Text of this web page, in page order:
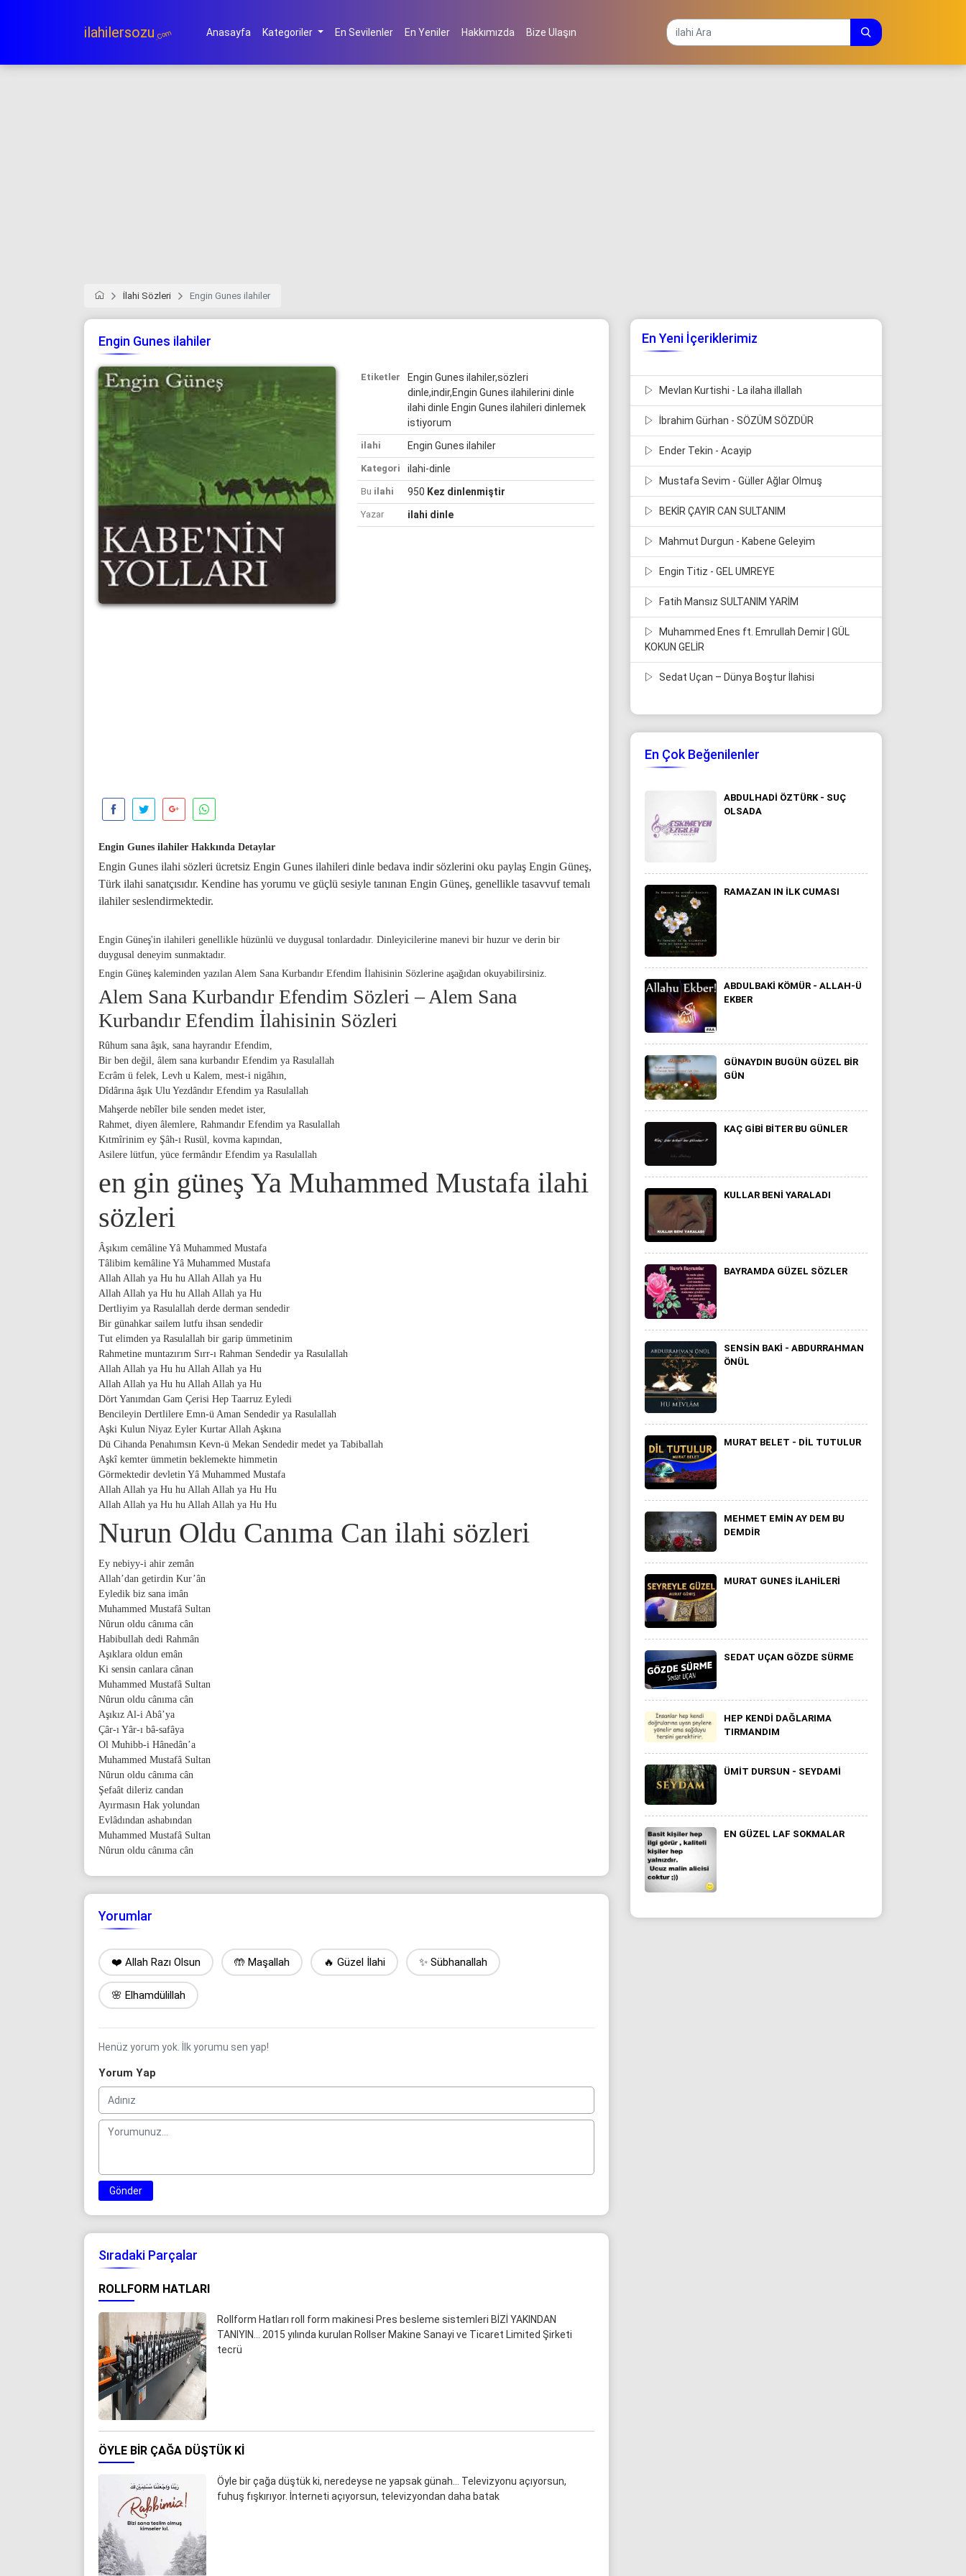
ilahilersozu.Com Anasayfa Kategoriler En Sevilenler En Yeniler Hakkımızda Bize Ulaşın
İlahi Sözleri Engin Gunes ilahiler
Engin Gunes ilahiler
Etiketler
Engin Gunes ilahiler,sözleri
dinle,indir,Engin Gunes ilahilerini dinle
ilahi dinle Engin Gunes ilahileri dinlemek
istiyorum
ilahi Engin Gunes ilahiler
Kategori ilahi-dinle
Bu ilahi 950 Kez dinlenmiştir
Yazar ilahi dinle
Engin Gunes ilahiler Hakkında Detaylar
Engin Gunes ilahi sözleri ücretsiz Engin Gunes ilahileri dinle bedava indir sözlerini oku paylaş Engin Güneş,
Türk ilahi sanatçısıdır. Kendine has yorumu ve güçlü sesiyle tanınan Engin Güneş, genellikle tasavvuf temalı
ilahiler seslendirmektedir.
Engin Güneş'in ilahileri genellikle hüzünlü ve duygusal tonlardadır. Dinleyicilerine manevi bir huzur ve derin bir
duygusal deneyim sunmaktadır.
Engin Güneş kaleminden yazılan Alem Sana Kurbandır Efendim İlahisinin Sözlerine aşağıdan okuyabilirsiniz.
Alem Sana Kurbandır Efendim Sözleri – Alem Sana
Kurbandır Efendim İlahisinin Sözleri
Rûhum sana âşık, sana hayrandır Efendim,
Bir ben değil, âlem sana kurbandır Efendim ya Rasulallah
Ecrâm ü felek, Levh u Kalem, mest-i nigâhın,
Dîdârına âşık Ulu Yezdândır Efendim ya Rasulallah
Mahşerde nebîler bile senden medet ister,
Rahmet, diyen âlemlere, Rahmandır Efendim ya Rasulallah
Kıtmîrinim ey Şâh-ı Rusül, kovma kapından,
Asilere lütfun, yüce fermândır Efendim ya Rasulallah
en gin güneş Ya Muhammed Mustafa ilahi
sözleri
Âşıkım cemâline Yâ Muhammed Mustafa
Tâlibim kemâline Yâ Muhammed Mustafa
Allah Allah ya Hu hu Allah Allah ya Hu
Allah Allah ya Hu hu Allah Allah ya Hu
Dertliyim ya Rasulallah derde derman sendedir
Bir günahkar sailem lutfu ihsan sendedir
Tut elimden ya Rasulallah bir garip ümmetinim
Rahmetine muntazırım Sırr-ı Rahman Sendedir ya Rasulallah
Allah Allah ya Hu hu Allah Allah ya Hu
Allah Allah ya Hu hu Allah Allah ya Hu
Dört Yanımdan Gam Çerisi Hep Taarruz Eyledi
Bencileyin Dertlilere Emn-ü Aman Sendedir ya Rasulallah
Aşki Kulun Niyaz Eyler Kurtar Allah Aşkına
Dü Cihanda Penahımsın Kevn-ü Mekan Sendedir medet ya Tabiballah
Aşkî kemter ümmetin beklemekte himmetin
Görmektedir devletin Yâ Muhammed Mustafa
Allah Allah ya Hu hu Allah Allah ya Hu Hu
Allah Allah ya Hu hu Allah Allah ya Hu Hu
Nurun Oldu Canıma Can ilahi sözleri
Ey nebiyy-i ahir zemân
Allah’dan getirdin Kur’ân
Eyledik biz sana imân
Muhammed Mustafâ Sultan
Nûrun oldu cânıma cân
Habibullah dedi Rahmân
Aşıklara oldun emân
Ki sensin canlara cânan
Muhammed Mustafâ Sultan
Nûrun oldu cânıma cân
Aşıkız Al-i Abâ’ya
Çâr-ı Yâr-ı bâ-safâya
Ol Muhibb-i Hânedân’a
Muhammed Mustafâ Sultan
Nûrun oldu cânıma cân
Şefaât dileriz candan
Ayırmasın Hak yolundan
Evlâdından ashabından
Muhammed Mustafâ Sultan
Nûrun oldu cânıma cân
Yorumlar
❤️ Allah Razı Olsun 🤲 Maşallah 🔥 Güzel İlahi ✨ Sübhanallah
🌸 Elhamdülillah
Henüz yorum yok. İlk yorumu sen yap!
Yorum Yap
Gönder
Sıradaki Parçalar
ROLLFORM HATLARI
Rollform Hatları roll form makinesi Pres besleme sistemleri BİZİ YAKINDAN
TANIYIN... 2015 yılında kurulan Rollser Makine Sanayi ve Ticaret Limited Şirketi
tecrü
ÖYLE BIR ÇAĞA DÜŞTÜK KI
Öyle bir çağa düştük ki, neredeyse ne yapsak günah… Televizyonu açıyorsun,
fuhuş fışkırıyor. İnterneti açıyorsun, televizyondan daha batak
En Yeni İçeriklerimiz
Mevlan Kurtishi - La ilaha illallah
İbrahim Gürhan - SÖZÜM SÖZDÜR
Ender Tekin - Acayip
Mustafa Sevim - Güller Ağlar Olmuş
BEKİR ÇAYIR CAN SULTANIM
Mahmut Durgun - Kabene Geleyim
Engin Titiz - GEL UMREYE
Fatih Mansız SULTANIM YARİM
Muhammed Enes ft. Emrullah Demir | GÜL
KOKUN GELİR
Sedat Uçan – Dünya Boştur İlahisi
En Çok Beğenilenler
ABDULHADI ÖZTÜRK - SUÇ
OLSADA
RAMAZAN IN İLK CUMASI
ABDULBAKI KÖMÜR - ALLAH-Ü
EKBER
GÜNAYDIN BUGÜN GÜZEL BIR
GÜN
KAÇ GIBI BITER BU GÜNLER
KULLAR BENI YARALADI
BAYRAMDA GÜZEL SÖZLER
SENSIN BAKI - ABDURRAHMAN
ÖNÜL
MURAT BELET - DIL TUTULUR
MEHMET EMIN AY DEM BU
DEMDIR
MURAT GUNES ILAHILERI
SEDAT UÇAN GÖZDE SÜRME
HEP KENDI DAĞLARIMA
TIRMANDIM
ÜMIT DURSUN - SEYDAMI
EN GÜZEL LAF SOKMALAR